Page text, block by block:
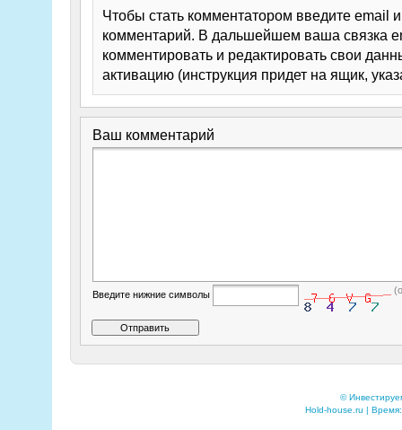
Чтобы стать комментатором введите email
комментарий. В дальшейшем ваша связка
комментировать и редактировать свои
активацию (инструкция придет на ящик,
Ваш комментарий
Введите нижние символы
©
Hold-house.ru |